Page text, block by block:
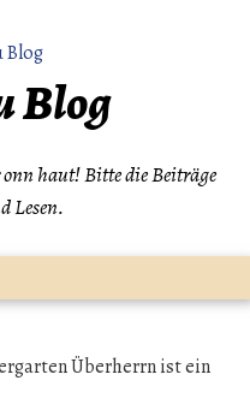
Blog
haut! Bitte die Beiträge
Lesen.
Überherrn ist ein